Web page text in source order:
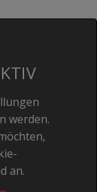
werden.
an.